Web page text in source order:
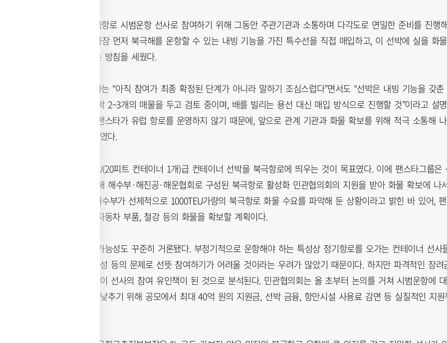
팬스타그룹은 북극항로 시범운항 선사로 참여하기 위해 그동안 주관기관과 소통하며 다각도로 면밀한 준비를 진행
왔다. 이를 위해 가장 먼저 북극해를 운항할 수 있는 내빙 기능을 가진 특수선을 직접 매입하고, 이 선박에 실을 화물
확보에 주력한다는 방침을 세웠다.
팬스타그룹 관계자는 “아직 참여가 최종 확정된 단계가 아니라 말하기 조심스럽다”면서도 “선박은 내빙 기능을 갖춘
신조된 글로벌 선박 2~3개의 매물을 두고 검토 중이며, 배를 빌리는 용선 대신 매입 방식으로 진행할 것”이라고 설명
했다. 이어 “현재 팬스타가 유럽 항로를 운영하지 않기 때문에, 앞으로 관계 기관과 화물 확보를 위해 적극 소통해 나
갈 것”이라고 덧붙였다.
공모에선 3000TEU(20피트 컨테이너 1개)급 컨테이너 선박을 북극항로에 띄우는 것이 목표였다. 이에 팬스타그룹은
복량을 맞추기 위해 해수부·해진공·해운협회로 구성된 북극항로 활성화 민관협의회의 지원을 받아 화물 확보에 나
기로 했다. 앞서 해수부가 선제적으로 1000TEU가량의 북극항로 화물 수요를 파악해 둔 상황이라고 밝힌 바 있어,
타그룹은 추가로 자동차 부품, 철강 등의 화물을 확보할 계획이다.
업계에서는 유찰 가능성도 꾸준히 거론됐다. 부정기적으로 운항해야 하는 특성상 정기항로를 오가는 컨테이너 선사
이 화물 확보 안정성 등의 문제로 선뜻 참여하기가 어려울 것이라는 우려가 많았기 때문이다. 하지만 파격적인 장려
과 각종 행정 지원이 선사의 참여 유인책이 된 것으로 분석된다. 민관협의회는 올 초부터 논의를 거쳐 시범운항에 대
한 선사의 부담을 낮추기 위해 공모에서 최대 40억 원의 지원금, 선박 금융, 항만시설 사용료 감면 등 실질적인 지원